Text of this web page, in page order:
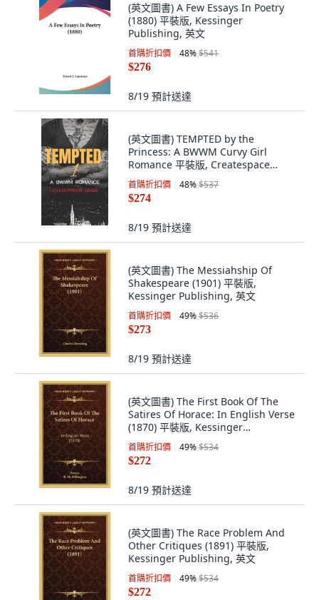
(英文圖書) A Few Essays In Poetry
(1880) 平裝版, Kessinger
Publishing, 英文
首購折扣價 48%$541
$276
8/19 預計送達
(英文圖書) TEMPTED by the
Princess: A BWWM Curvy Girl
Romance 平裝版, Createspace
Independent Pub..., 英文
首購折扣價 48%$537
$274
8/19 預計送達
(英文圖書) The Messiahship Of
Shakespeare (1901) 平裝版,
Kessinger Publishing, 英文
首購折扣價 49%$536
$273
8/19 預計送達
(英文圖書) The First Book Of The
Satires Of Horace: In English Verse
(1870) 平裝版, Kessinger
Publishing, 英文
首購折扣價 49%$534
$272
8/19 預計送達
(英文圖書) The Race Problem And
Other Critiques (1891) 平裝版,
Kessinger Publishing, 英文
首購折扣價 49%$534
$272